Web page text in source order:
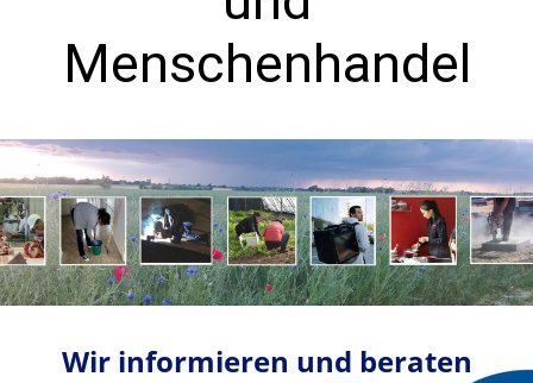
Menschenhandel
Wir informieren und beraten